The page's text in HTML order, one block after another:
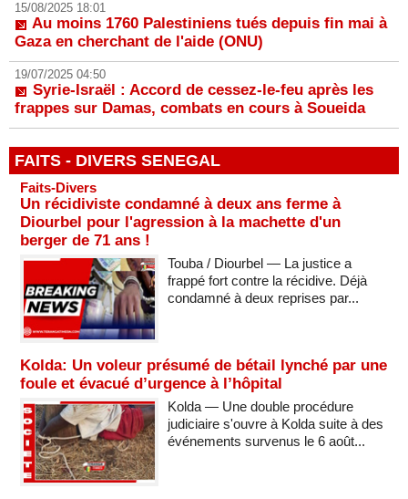
15/08/2025 18:01
Au moins 1760 Palestiniens tués depuis fin mai à
Gaza en cherchant de l'aide (ONU)
19/07/2025 04:50
Syrie-Israël : Accord de cessez-le-feu après les
frappes sur Damas, combats en cours à Soueida
FAITS - DIVERS SENEGAL
Faits-Divers
Un récidiviste condamné à deux ans ferme à
Diourbel pour l'agression à la machette d'un
berger de 71 ans !
Touba / Diourbel — La justice a
frappé fort contre la récidive. Déjà
condamné à deux reprises par...
Kolda: Un voleur présumé de bétail lynché par une
foule et évacué d’urgence à l’hôpital
Kolda — Une double procédure
judiciaire s'ouvre à Kolda suite à des
événements survenus le 6 août...